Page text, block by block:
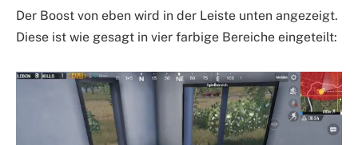
Der Boost von eben wird in der Leiste unten angezeigt.
Diese ist wie gesagt in vier farbige Bereiche eingeteilt: